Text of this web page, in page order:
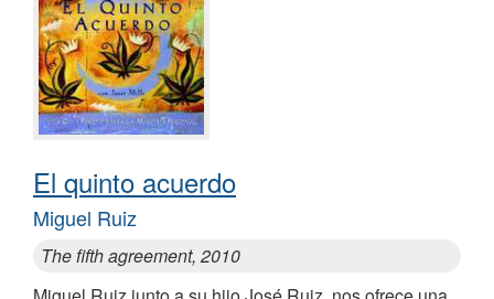
El quinto acuerdo
Miguel Ruiz
The fifth agreement, 2010